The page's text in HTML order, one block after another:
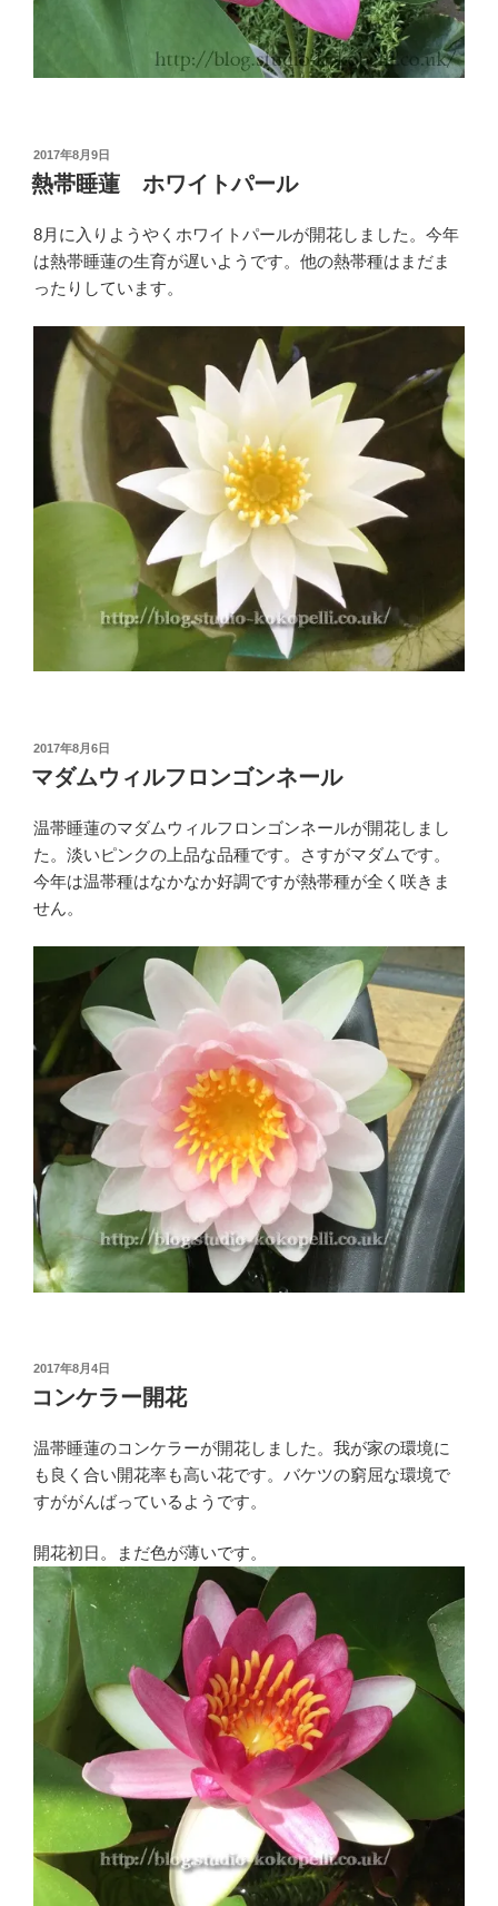
投
稿
日:
2017年8月9日
熱帯睡蓮 ホワイトパール
8月に入りようやくホワイトパールが開花しました。今年
は熱帯睡蓮の生育が遅いようです。他の熱帯種はまだま
ったりしています。
投
日:
2017年8月6日
マダムウィルフロンゴンネール
温帯睡蓮のマダムウィルフロンゴンネールが開花しまし
た。淡いピンクの上品な品種です。さすがマダムです。
今年は温帯種はなかなか好調ですが熱帯種が全く咲きま
せん。
投
日:
2017年8月4日
コンケラー開花
温帯睡蓮のコンケラーが開花しました。我が家の環境に
も良く合い開花率も高い花です。バケツの窮屈な環境で
すががんばっているようです。
開花初日。まだ色が薄いです。